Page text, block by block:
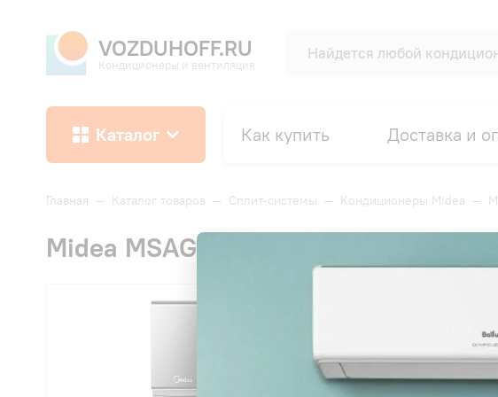
VOZDUHOFF.RU
Кондиционеры и вентиляция
Каталог Как купить Доставка и
Главная — Каталог товаров — Сплит-системы — Кондиционеры Midea —
Midea MSAG4-12HRN1-I/MSAG4-